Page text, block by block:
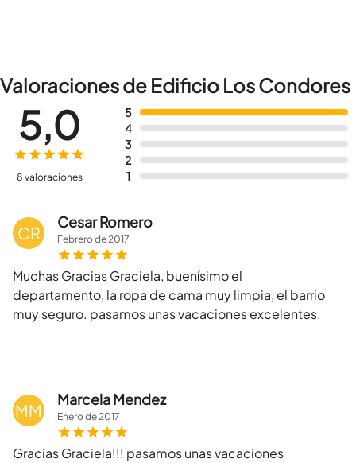
Valoraciones de Edificio Los Condores
5
4
3
2
1
5,0
8 valoraciones
CR
Cesar Romero
Febrerode2017
Muchas Gracias Graciela, buenísimo el
departamento, la ropa de cama muy limpia, el barrio
muy seguro. pasamos unas vacaciones excelentes.
MM
Marcela Mendez
Enerode2017
Gracias Graciela!!! pasamos unas vacaciones